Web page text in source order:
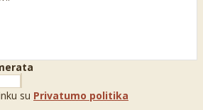
su Privatumo politika